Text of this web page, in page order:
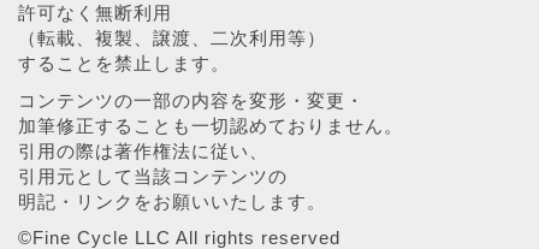
許可なく無断利用
（転載、複製、譲渡、二次利用等）
することを禁止します。
コンテンツの一部の内容を変形・変更・
加筆修正することも一切認めておりません。
引用の際は著作権法に従い、
引用元として当該コンテンツの
明記・リンクをお願いいたします。
©︎Fine Cycle LLC All rights reserved